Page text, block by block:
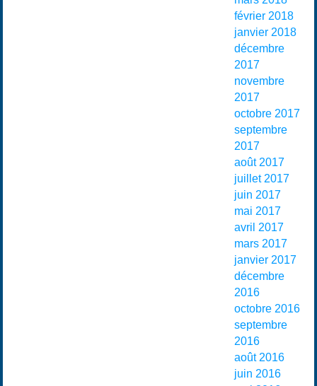
février 2018
janvier 2018
décembre
2017
novembre
2017
octobre 2017
septembre
2017
août 2017
juillet 2017
juin 2017
mai 2017
avril 2017
mars 2017
janvier 2017
décembre
2016
octobre 2016
septembre
2016
août 2016
juin 2016